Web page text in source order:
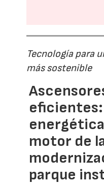
Tecnología para
más sostenible
motor de
parque